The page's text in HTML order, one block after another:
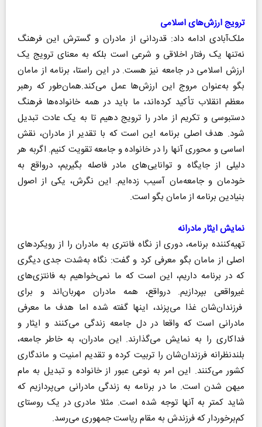
ترویج ارزش‌های اسلامی
ملک‌آبادی ادامه داد: قدردانی از مادران و گسترش این فرهنگ
نه‌تنها یک رفتار اخلاقی و شرعی است بلکه به معنای ترویج یک
ارزش اسلامی در جامعه نیز هست. در این راستا، برنامه از مامان
بگو به‌عنوان مروج این ارزش‌ها عمل می‌کند.همان‌طور که رهبر
معظم انقلاب تأکید کرده‌اند، ما باید در همه خانواده‌ها فرهنگ
دستبوسی و تکریم از مادر را ترویج دهیم تا به یک عادت تبدیل
شود. هدف اصلی برنامه این است که با تقدیر از مادران، نقش
اساسی و محوری آنها را در خانواده و جامعه تقویت کنیم. اگربه هر
دلیلی از جایگاه و توانایی‌های مادر فاصله بگیریم، درواقع به
خودمان و جامعه‌مان آسیب زده‌ایم. این نگرش، یکی از اصول
بنیادین برنامه از مامان بگو است.
نمایش ایثار مادرانه
تهیه‌کننده برنامه، دوری از نگاه فانتری به مادران را از رویکردهای
اصلی از مامان بگو معرفی کرد و گفت: نگاه به‌شدت جدی دیگری
که در برنامه داریم، این است ‌که ما نمی‌خواهیم به فانتزی‌های
غیرواقعی بپردازیم. درواقع، همه مادران مهربان‌اند و برای
فرزندان‌شان غذا می‌پزند، اینها گفته شده اما هدف ما معرفی
مادرانی است که واقعا در دل جامعه زندگی می‌کنند و ایثار و
فداکاری را به نمایش می‌گذارند. این مادران، به خاطر جامعه،
بلندنظرانه فرزندان‌شان را تربیت کرده و تقدیم امنیت و ماندگاری
کشور می‌کنند. این امر به نوعی عبور از خانواده و تبدیل به مام
میهن شدن است. ما در برنامه به زندگی مادرانی می‌پردازیم که
شاید کمتر به آنها توجه شده است. مثلا مادری در یک روستای
کم‌برخوردار که فرزندش به مقام ریاست جمهوری می‌رسد.